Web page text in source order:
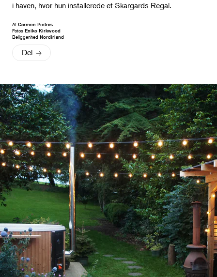
i haven, hvor hun installerede et Skargards Regal.
Af Carmen Pietras
Fotos Eniko Kirkwood
Beliggenhed Nordirland
Del